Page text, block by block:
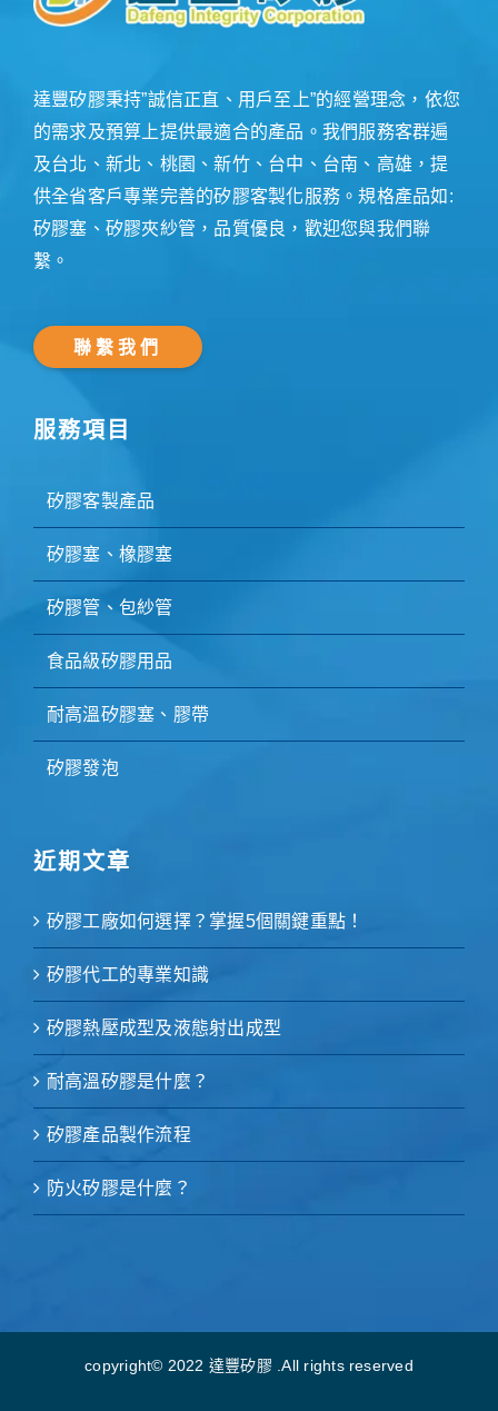
達豐矽膠秉持”誠信正直、用戶至上”的經營理念，依您
的需求及預算上提供最適合的產品。我們服務客群遍
及台北、新北、桃園、新竹、台中、台南、高雄，提
供全省客戶專業完善的矽膠客製化服務。規格產品如:
矽膠塞、矽膠夾紗管，品質優良，歡迎您與我們聯
繫。
聯繫我們
服務項目
矽膠客製產品
矽膠塞、橡膠塞
矽膠管、包紗管
食品級矽膠用品
耐高溫矽膠塞、膠帶
矽膠發泡
近期文章
矽膠工廠如何選擇？掌握5個關鍵重點！
矽膠代工的專業知識
矽膠熱壓成型及液態射出成型
耐高溫矽膠是什麼？
矽膠產品製作流程
防火矽膠是什麼？
copyright© 2022 達豐矽膠 .All rights reserved